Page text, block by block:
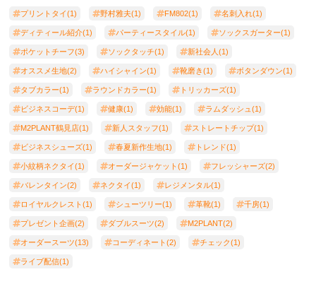
プリントタイ(1) 野村雅夫(1) FM802(1) 名刺入れ(1)
ディティール紹介(1) パーティースタイル(1) ソックスガーター(1)
ポケットチーフ(3) ソックタッチ(1) 新社会人(1)
オススメ生地(2) ハイシャイン(1) 靴磨き(1) ボタンダウン(1)
タブカラー(1) ラウンドカラー(1) トリッカーズ(1)
ビジネスコーデ(1) 健康(1) 効能(1) ラムダッシュ(1)
M2PLANT鶴見店(1) 新人スタッフ(1) ストレートチップ(1)
ビジネスシューズ(1) 春夏新作生地(1) トレンド(1)
小紋柄ネクタイ(1) オーダージャケット(1) フレッシャーズ(2)
バレンタイン(2) ネクタイ(1) レジメンタル(1)
ロイヤルクレスト(1) シューツリー(1) 革靴(1) 千房(1)
プレゼント企画(2) ダブルスーツ(2) M2PLANT(2)
オーダースーツ(13) コーディネート(2) チェック(1)
ライブ配信(1)